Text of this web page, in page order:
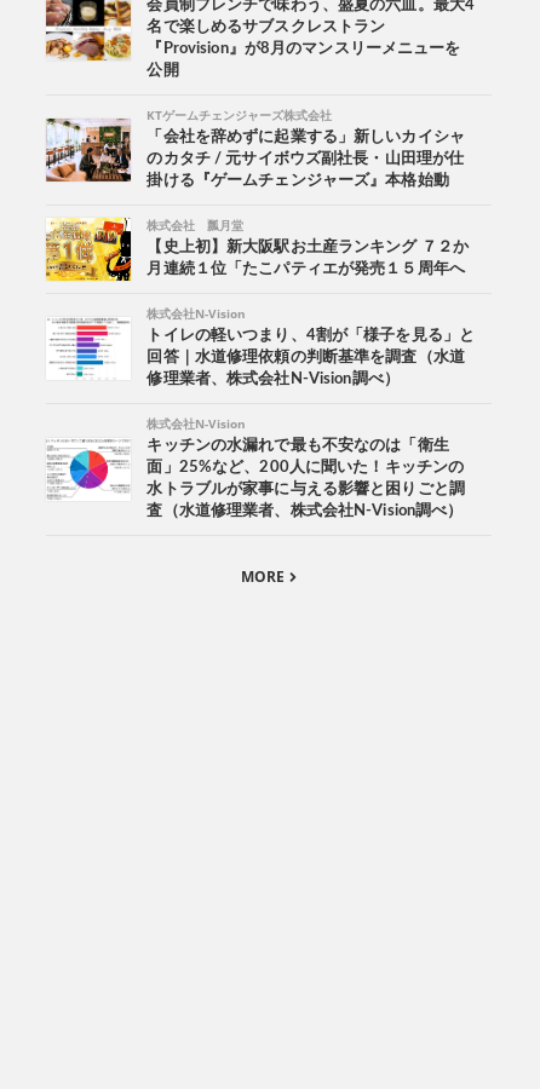
会員制フレンチで味わう、盛夏の六皿。最大4
名で楽しめるサブスクレストラン
『Provision』が8月のマンスリーメニューを
公開
KTゲームチェンジャーズ株式会社
「会社を辞めずに起業する」新しいカイシャ
のカタチ / 元サイボウズ副社長・山田理が仕
掛ける『ゲームチェンジャーズ』本格始動
株式会社 瓢月堂
【史上初】新大阪駅お土産ランキング ７２か
月連続１位「たこパティエが発売１５周年へ
株式会社N-Vision
トイレの軽いつまり、4割が「様子を見る」と
回答｜水道修理依頼の判断基準を調査（水道
修理業者、株式会社N-Vision調べ）
株式会社N-Vision
キッチンの水漏れで最も不安なのは「衛生
面」25%など、200人に聞いた！キッチンの
水トラブルが家事に与える影響と困りごと調
査（水道修理業者、株式会社N-Vision調べ）
MORE